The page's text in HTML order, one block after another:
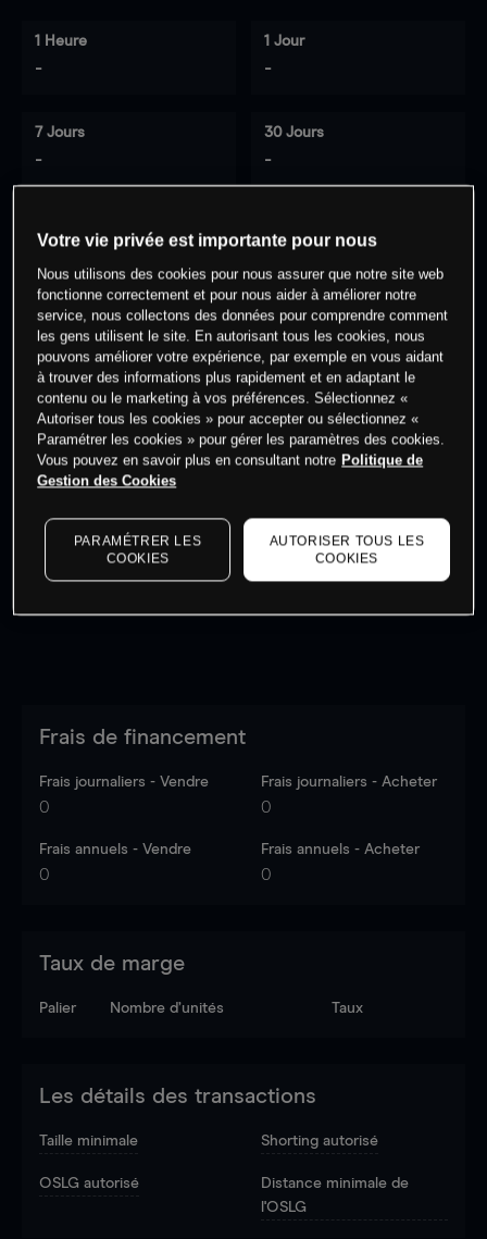
1 Heure
-
1 Jour
-
7 Jours
-
30 Jours
-
0 % des clients ont une position à
cet actif
Commencez à trader
dernières données du marché.Log into see latest
market data
Frais de financement
Frais journaliers - Vendre
0
Frais journaliers - Acheter
0
Frais annuels - Vendre
0
Frais annuels - Acheter
0
Taux de marge
Palier Nombre d’unités Taux
Les détails des transactions
Taille minimale Shorting autorisé
OSLG autorisé
Distance minimale de
l'OSLG
Votre vie privée est importante pour nous
Nous utilisons des cookies pour nous assurer que notre site web
fonctionne correctement et pour nous aider à améliorer notre
service, nous collectons des données pour comprendre comment
les gens utilisent le site. En autorisant tous les cookies, nous
pouvons améliorer votre expérience, par exemple en vous aidant
à trouver des informations plus rapidement et en adaptant le
contenu ou le marketing à vos préférences. Sélectionnez «
Autoriser tous les cookies » pour accepter ou sélectionnez «
Paramétrer les cookies » pour gérer les paramètres des cookies.
Vous pouvez en savoir plus en consultant notre Politique de
Gestion des Cookies
PARAMÉTRER LES
COOKIES
AUTORISER TOUS LES
COOKIES